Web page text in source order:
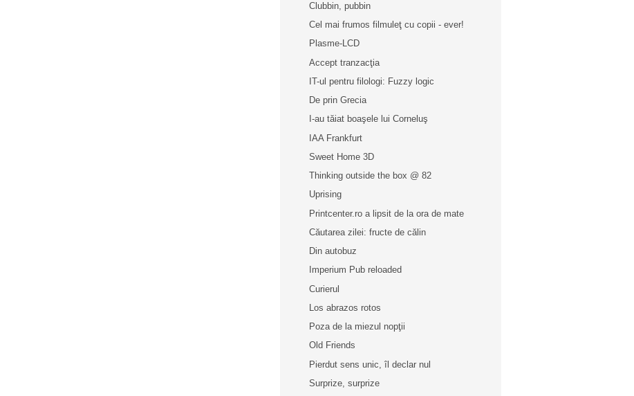
Clubbin, pubbin
Cel mai frumos filmuleţ cu copii - ever!
Plasme-LCD
Accept tranzacţia
IT-ul pentru filologi: Fuzzy logic
De prin Grecia
I-au tăiat boaşele lui Corneluş
IAA Frankfurt
Sweet Home 3D
Thinking outside the box @ 82
Uprising
Printcenter.ro a lipsit de la ora de mate
Căutarea zilei: fructe de călin
Din autobuz
Imperium Pub reloaded
Curierul
Los abrazos rotos
Poza de la miezul nopţii
Old Friends
Pierdut sens unic, îl declar nul
Surprize, surprize